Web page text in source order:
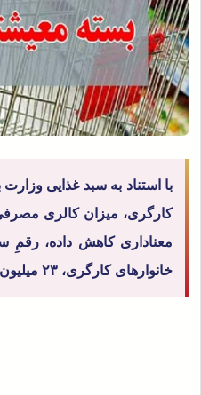
با استناد به سبد غذایی
کارگری، میزان کالری مصرفی
معناداری کاهش داده، رقمِ
خانوارهای کارگری، ۲۳ میلیون و ۵۴۵ هزار تومان است.